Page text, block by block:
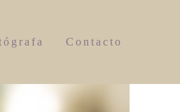
Contacto